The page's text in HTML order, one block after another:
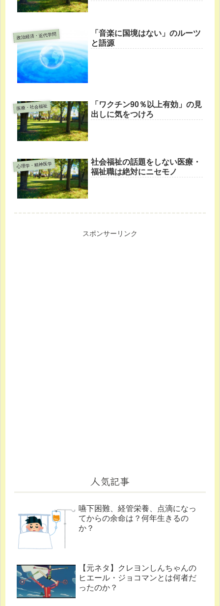
政治経済・近代学問
「音楽に国境はない」のルーツ
と語源
医療・社会福祉
「ワクチン90％以上有効」の見
出しに気をつけろ
心理学・精神医学
社会福祉の話題をしない医療・
福祉職は絶対にニセモノ
スポンサーリンク
人気記事
嚥下困難、経管栄養、点滴になっ
てからの余命は？何年生きるの
か？
【元ネタ】クレヨンしんちゃんの
ヒエール・ジョコマンとは何者だ
ったのか？